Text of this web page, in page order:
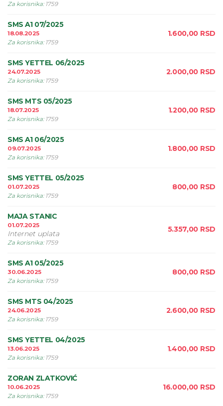
Za korisnika: 1759
SMS A1 07/2025
18.08.2025
Za korisnika: 1759
1.600,00 RSD
SMS YETTEL 06/2025
24.07.2025
Za korisnika: 1759
2.000,00 RSD
SMS MTS 05/2025
18.07.2025
Za korisnika: 1759
1.200,00 RSD
SMS A1 06/2025
09.07.2025
Za korisnika: 1759
1.800,00 RSD
SMS YETTEL 05/2025
01.07.2025
Za korisnika: 1759
800,00 RSD
MAJA STANIC
01.07.2025
Internet uplata
Za korisnika: 1759
5.357,00 RSD
SMS A1 05/2025
30.06.2025
Za korisnika: 1759
800,00 RSD
SMS MTS 04/2025
24.06.2025
Za korisnika: 1759
2.600,00 RSD
SMS YETTEL 04/2025
13.06.2025
Za korisnika: 1759
1.400,00 RSD
ZORAN ZLATKOVIĆ
10.06.2025
Za korisnika: 1759
16.000,00 RSD